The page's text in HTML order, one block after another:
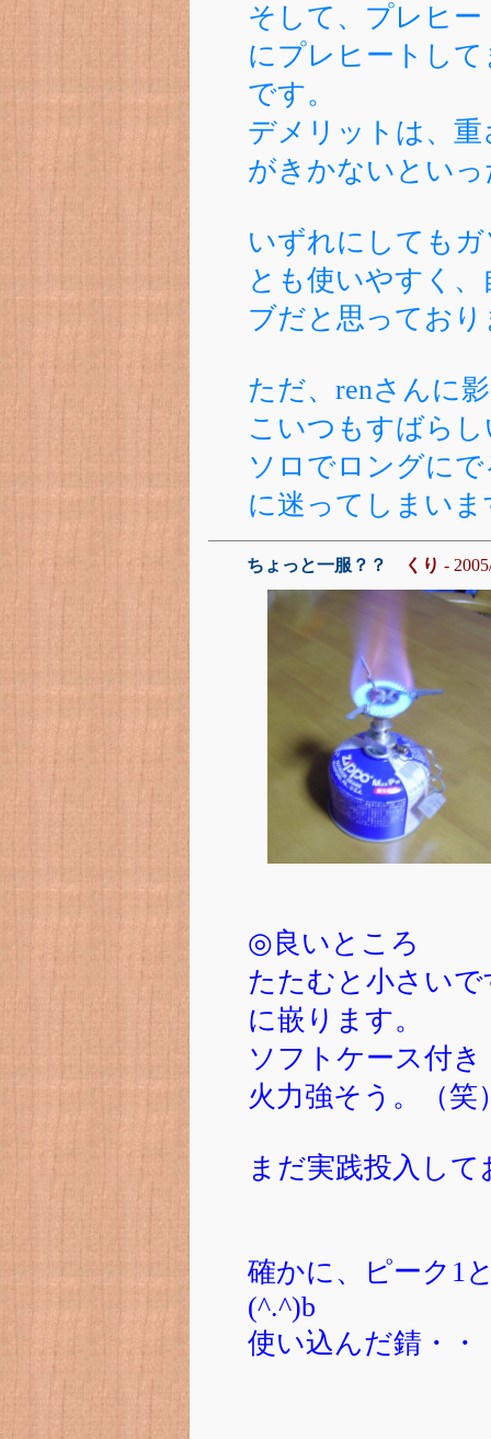
そして、プレヒ
にプレヒートし
です。
デメリットは、
がきかないとい
いずれにしても
とも使いやすく
ブだと思っており
ただ、renさんに
こいつもすばら
ソロでロングに
に迷ってしまいま
ちょっと一服？？ くり -
◎良いところ
たたむと小さい
に嵌ります。
ソフトケース付き
火力強そう。（笑
まだ実践投入し
確かに、ピーク1
(^.^)b
使い込んだ錆・・